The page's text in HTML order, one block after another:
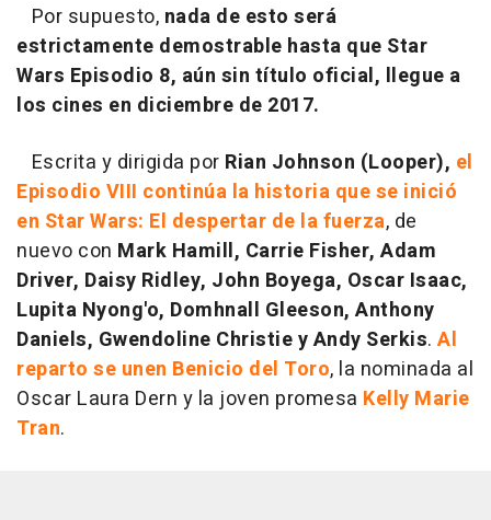
Por supuesto, nada de esto será
estrictamente demostrable hasta que Star
Wars Episodio 8, aún sin título oficial, llegue a
los cines en diciembre de 2017.
Escrita y dirigida por Rian Johnson (Looper), el
Episodio VIII continúa la historia que se inició
en Star Wars: El despertar de la fuerza, de
nuevo con Mark Hamill, Carrie Fisher, Adam
Driver, Daisy Ridley, John Boyega, Oscar Isaac,
Lupita Nyong'o, Domhnall Gleeson, Anthony
Daniels, Gwendoline Christie y Andy Serkis. Al
reparto se unen Benicio del Toro, la nominada al
Oscar Laura Dern y la joven promesa Kelly Marie
Tran.